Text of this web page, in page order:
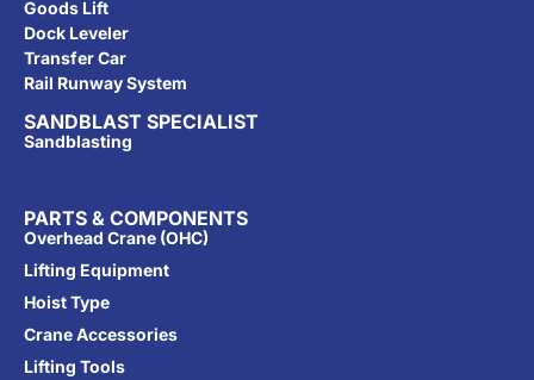
Goods Lift
Dock Leveler
Transfer Car
Rail Runway System
SANDBLAST SPECIALIST
Sandblasting
PARTS & COMPONENTS
Overhead Crane (OHC)
Lifting Equipment
Hoist Type
Crane Accessories
Lifting Tools